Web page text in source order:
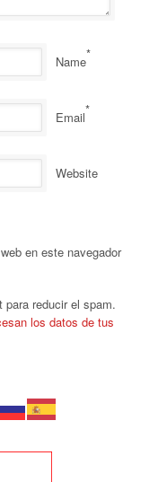
Name*
Email*
Website
en este navegador
reducir el spam.
los datos de tus